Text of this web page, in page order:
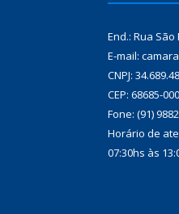
End.: Rua São
E-mail:
CNPJ:
CEP: 68685-000
Fone: (91)
Horário de
07:30hs às